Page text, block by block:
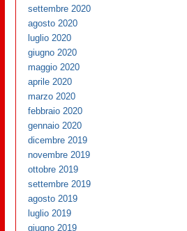
settembre 2020
agosto 2020
luglio 2020
giugno 2020
maggio 2020
aprile 2020
marzo 2020
febbraio 2020
gennaio 2020
dicembre 2019
novembre 2019
ottobre 2019
settembre 2019
agosto 2019
luglio 2019
giugno 2019